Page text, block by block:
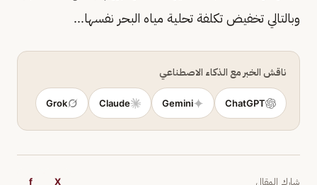
وبالتالي تخفيض تكلفة تحلية مياه البحر نفسها...
ناقش الخبر مع الذكاء الاصطناعي
ChatGPT
Gemini
Claude
Grok
شارك المقال X
f